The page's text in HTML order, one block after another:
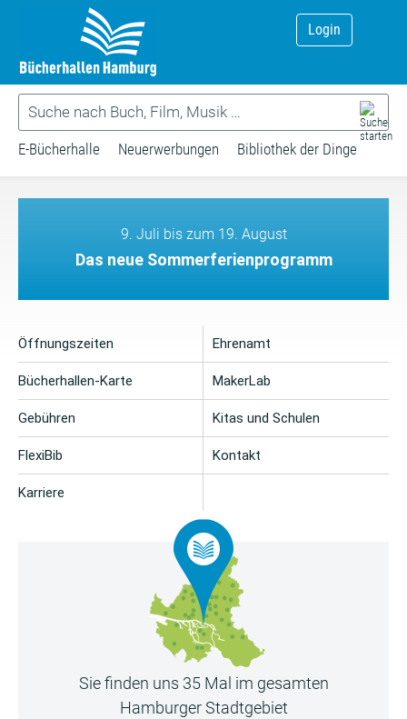
Login
E-Bücherhalle Neuerwerbungen Bibliothek der Dinge
9. Juli bis zum 19. August
Das neue Sommerferienprogramm
Öffnungszeiten
Bücherhallen-Karte
Gebühren
FlexiBib
Karriere
Ehrenamt
MakerLab
Kitas und Schulen
Kontakt
Sie finden uns 35 Mal im gesamten
Hamburger Stadtgebiet